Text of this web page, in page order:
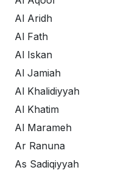
Al Aridh
Al Fath
Al Iskan
Al Jamiah
Al Khalidiyyah
Al Khatim
Al Marameh
Ar Ranuna
As Sadiqiyyah